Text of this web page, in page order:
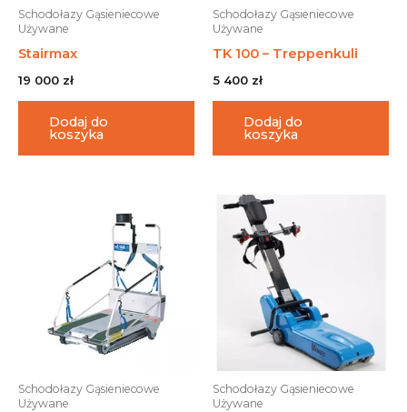
Schodołazy Gąsieniecowe
Używane
Stairmax
19 000 zł
Dodaj do
koszyka
Schodołazy Gąsieniecowe
Używane
TK 100 – Treppenkuli
5 400 zł
Dodaj do
koszyka
Schodołazy Gąsieniecowe
Używane
Schodołazy Gąsieniecowe
Używane